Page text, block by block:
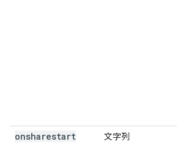
onsharestart 文字列